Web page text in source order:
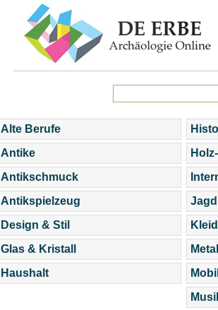
Alte Berufe
Antike
Antikschmuck
Antikspielzeug
Design & Stil
Glas & Kristall
Haushalt